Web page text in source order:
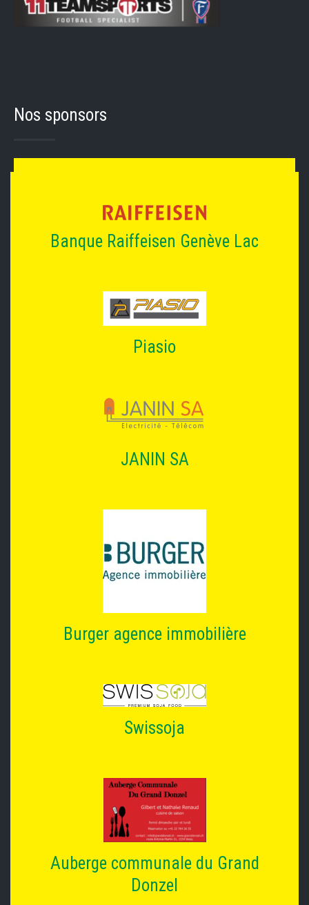
Nos sponsors
Banque Raiffeisen Genève Lac
Piasio
JANIN SA
Burger agence immobilière
Swissoja
Auberge communale du Grand
Donzel